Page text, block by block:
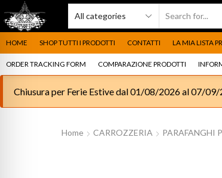
HOME SHOP TUTTI I PRODOTTI CONTATTI LA MIA LISTA
ORDER TRACKING FORM COMPARAZIONE PRODOTTI
Chiusura per Ferie Estive dal 01/08/2026 al 07/
Home CARROZZERIA PARAFANGHI